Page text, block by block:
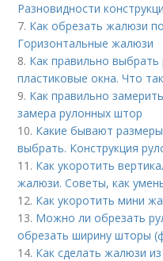
Разновидности
7. Как обрезать жалюзи
Горизонтальные жалюзи
8. Как правильно
пластиковые окна. Что
9. Как правильно
замера рулонных штор
10. Какие бывают
выбрать. Конструкция
11. Как укоротить
жалюзи. Советы, как
12. Как укоротить мини
13. Можно ли обрезать
обрезать ширину шторы
14. Как сделать жалюзи